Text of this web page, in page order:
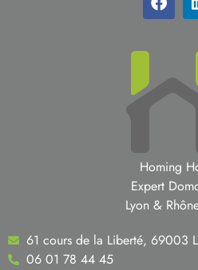
Homing
Expert
Lyon &
61 cours de la Liberté, 69003
06 01 78 44 45